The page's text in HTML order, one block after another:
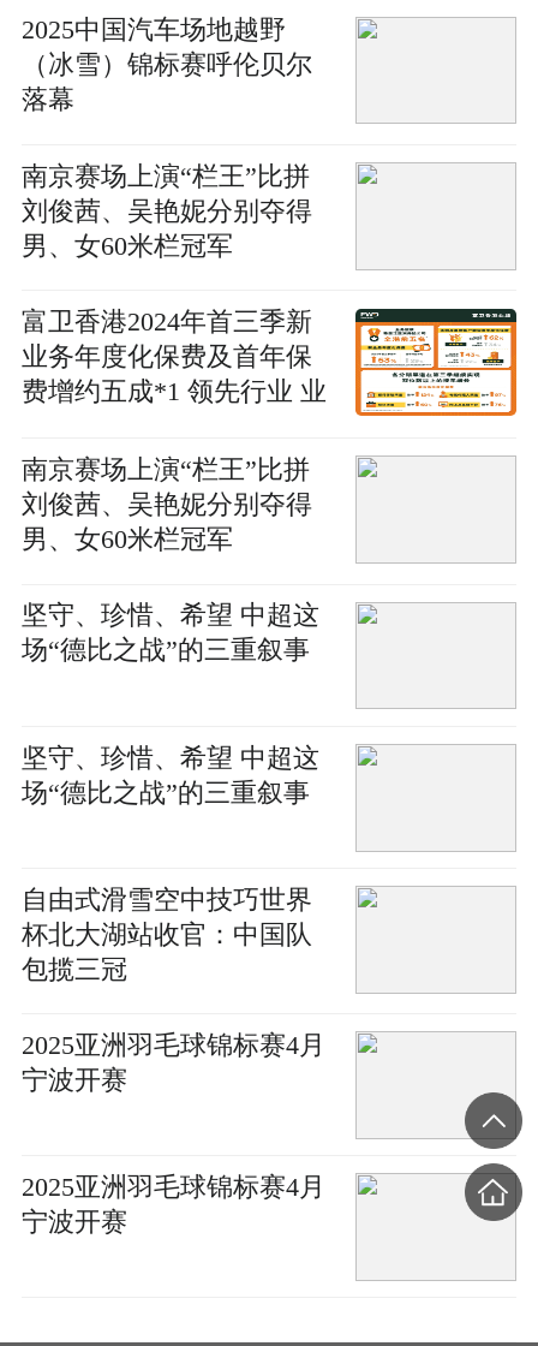
2025中国汽车场地越野
（冰雪）锦标赛呼伦贝尔
落幕
南京赛场上演“栏王”比拼
刘俊茜、吴艳妮分别夺得
男、女60米栏冠军
富卫香港2024年首三季新
业务年度化保费及首年保
费增约五成*1 领先行业 业
司全港前五名*2
南京赛场上演“栏王”比拼
刘俊茜、吴艳妮分别夺得
男、女60米栏冠军
坚守、珍惜、希望 中超这
场“德比之战”的三重叙事
坚守、珍惜、希望 中超这
场“德比之战”的三重叙事
自由式滑雪空中技巧世界
杯北大湖站收官：中国队
包揽三冠
2025亚洲羽毛球锦标赛4月
宁波开赛
2025亚洲羽毛球锦标赛4月
宁波开赛